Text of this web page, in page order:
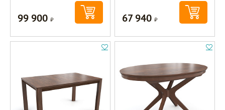
99 900Р 67 940Р